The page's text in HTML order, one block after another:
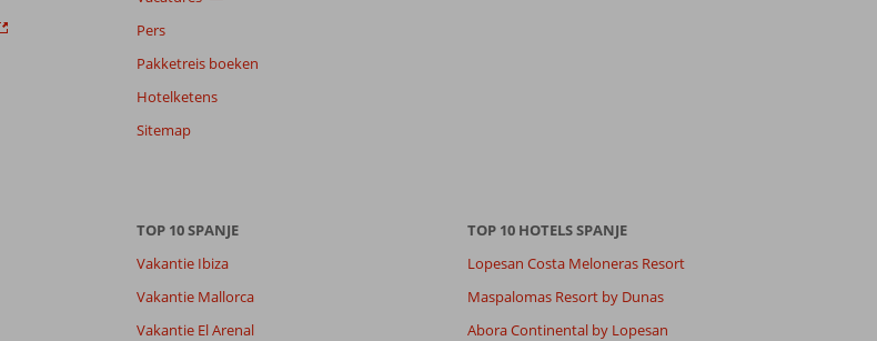
Pers
Pakketreis boeken
Hotelketens
Sitemap
TOP 10 SPANJE
Vakantie Ibiza
Vakantie Mallorca
Vakantie El Arenal
TOP 10 HOTELS SPANJE
Lopesan Costa Meloneras Resort
Maspalomas Resort by Dunas
Abora Continental by Lopesan